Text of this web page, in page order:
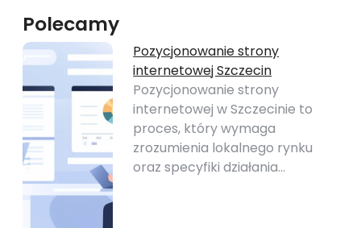
Polecamy
Pozycjonowanie strony
internetowej Szczecin
Pozycjonowanie strony
internetowej w Szczecinie to
proces, który wymaga
zrozumienia lokalnego rynku
oraz specyfiki działania…